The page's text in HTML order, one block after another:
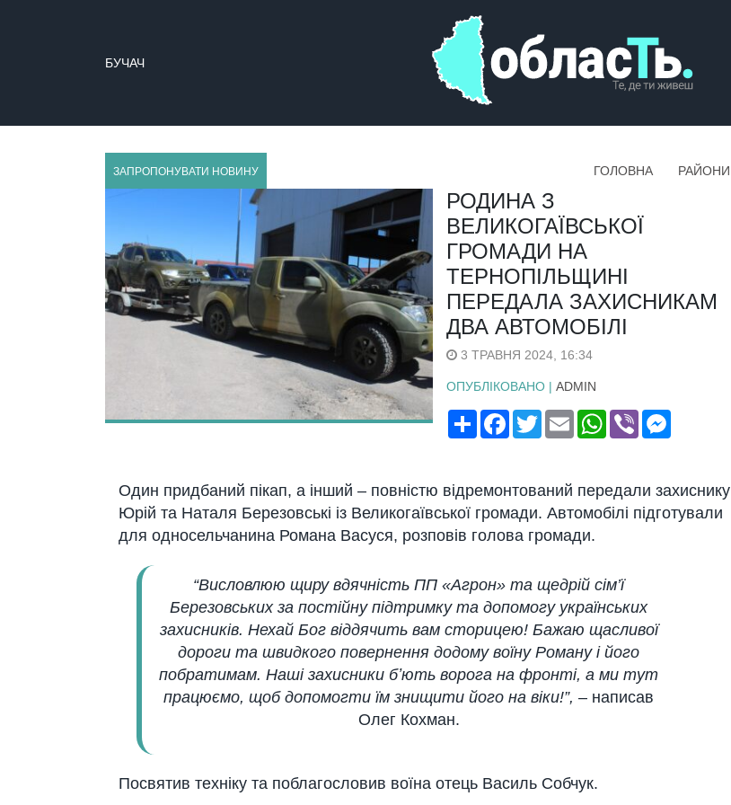
БУЧАЧ
ЗАПРОПОНУВАТИ НОВИНУ ГОЛОВНА РАЙОНИ
РОДИНА З
ВЕЛИКОГАЇВСЬКОЇ
ГРОМАДИ НА
ТЕРНОПІЛЬЩИНІ
ПЕРЕДАЛА ЗАХИСНИКАМ
ДВА АВТОМОБІЛІ
3 ТРАВНЯ 2024, 16:34
ОПУБЛІКОВАНО | ADMIN
ПоширитиFacebook
TwitterEmail WhatsApp
Viber
Один придбаний пікап, а інший – повністю відремонтований передали захиснику
Юрій та Наталя Березовські із Великогаївської громади. Автомобілі підготували
для односельчанина Романа Васуся, розповів голова громади.
“Висловлюю щиру вдячність ПП «Агрон» та щедрій сім’ї
Березовських за постійну підтримку та допомогу українських
захисників. Нехай Бог віддячить вам сторицею! Бажаю щасливої
дороги та швидкого повернення додому воїну Роману і його
побратимам. Наші захисники бʼють ворога на фронті, а ми тут
працюємо, щоб допомогти їм знищити його на віки!”, – написав
Олег Кохман.
Посвятив техніку та поблагословив воїна отець Василь Собчук.